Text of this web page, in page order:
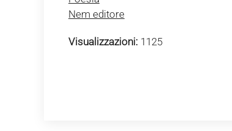
Nem editore
Visualizzazioni: 1125